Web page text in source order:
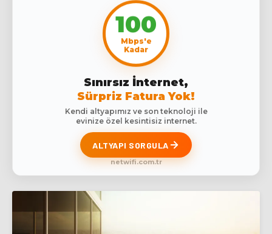
100
Mbps'e
Kadar
Sınırsız İnternet,
Sürpriz Fatura Yok!
Kendi altyapımız ve son teknoloji ile
evinize özel kesintisiz internet.
ALTYAPI SORGULA
netwifi.com.tr